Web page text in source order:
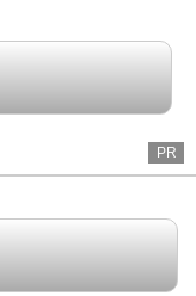
PR